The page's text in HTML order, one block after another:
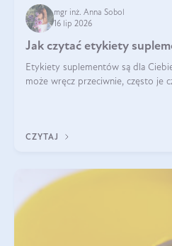
mgr inż. Anna Sobol
16 lip 2026
Jak czytać etykiety
Etykiety suplementów są dla
może wręcz przeciwnie, często je
CZYTAJ